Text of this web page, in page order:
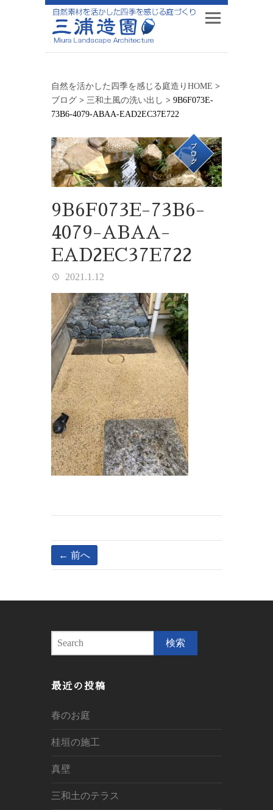
自然を活かした四季を感じる庭造りHOME >
ブログ > 三和土風の洗い出し > 9B6F073E-
73B6-4079-ABAA-EAD2EC37E722
9B6F073E-73B6-
4079-ABAA-
EAD2EC37E722
2021.1.12
← 前へ
e
r
最近の投稿
春のお庭
桂垣の施工
真壁
三和土のテラス